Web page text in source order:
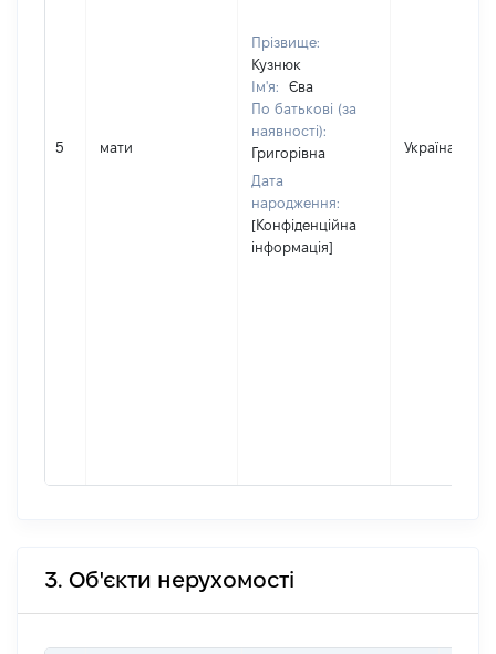
5 мати
Прізвище:
Кузнюк
Ім'я:
Єва
По батькові (за
наявності):
Григорівна
Дата
народження:
[Конфіденційна
інформація]
Україна
3. Об'єкти нерухомості